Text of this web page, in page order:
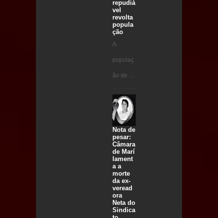
repudiá
vel
revolta
popula
ção
A
populaç
ão de ...
Nota de
pesar:
Câmara
de Marí
lament
a a
morte
da ex-
veread
ora
Neta do
Sindica